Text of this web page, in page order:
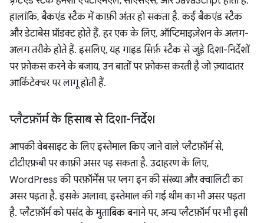
हालांकि, बैकएंड स्टैक में काफ़ी अंतर हो सकता है. कई बैकएंड स्टैक
और डेटाबेस प्रॉडक्ट होते हैं. हर एक के लिए, ऑप्टिमाइज़ेशन के अलग-
अलग तरीके होते हैं. इसलिए, यह गाइड सिर्फ़ स्टैक से जुड़े दिशा-निर्देशों
पर फ़ोकस करने के बजाय, उन बातों पर फ़ोकस करती है जो ज़्यादातर
आर्किटेक्चर पर लागू होती हैं.
प्लैटफ़ॉर्म के हिसाब से दिशा-निर्देश
आपकी वेबसाइट के लिए इस्तेमाल किए जाने वाले प्लैटफ़ॉर्म से,
टीटीएफ़बी पर काफ़ी असर पड़ सकता है. उदाहरण के लिए,
WordPress की परफ़ॉर्मेंस पर प्लग इन की संख्या और क्वालिटी का
असर पड़ता है. इसके अलावा, इस्तेमाल की गई थीम का भी असर पड़ता
है. प्लैटफ़ॉर्म को पसंद के मुताबिक बनाने पर, अन्य प्लैटफ़ॉर्म पर भी इसी